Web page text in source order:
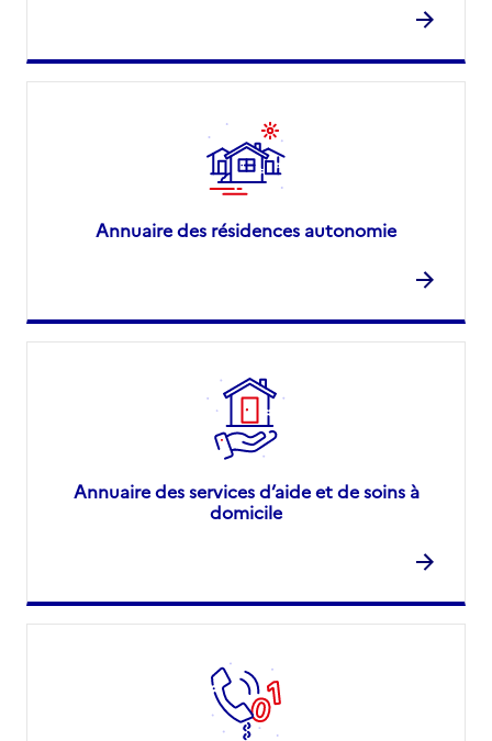
Annuaire des résidences autonomie
Annuaire des services d’aide et de soins à
domicile